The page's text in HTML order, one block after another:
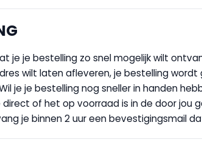
je je bestelling zo snel mogelijk wilt
wilt laten afleveren, je bestelling
je je bestelling nog sneller in handen
direct of het op voorraad is in de door jou
je binnen 2 uur een bevestigingsmail